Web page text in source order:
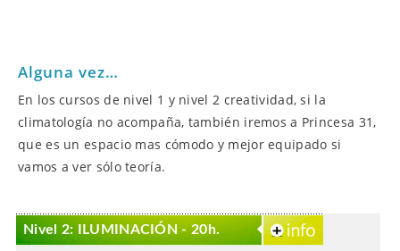
Alguna vez…
En los cursos de nivel 1 y nivel 2 creatividad, si la
climatología no acompaña, también iremos a Princesa 31,
que es un espacio mas cómodo y mejor equipado si
vamos a ver sólo teoría.
Nivel 2: ILUMINACIÓN - 20h.